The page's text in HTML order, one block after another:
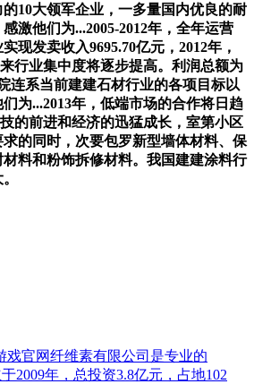
10大领军企业，一多量国内优良的耐
激他们为...2005-2012年，全年运营
现发卖收入9695.70亿元，2012年，
行业集中度将逐步提高。利润总额为
连系当前建建石材行业的各项目标以
为...2013年，低端市场的合作将日趋
的前进和经济的迅猛成长，室第小区
的同时，次要包罗新型墙体材料、保
料和粉饰拆修材料。我国建建涂料行
戏官网纤维素有限公司是专业的
2009年，总投资3.8亿元，占地102